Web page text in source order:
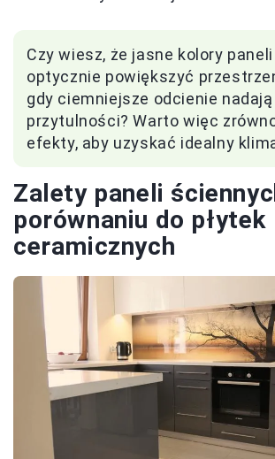
Czy wiesz, że jasne kolory
optycznie powiększyć
gdy ciemniejsze odcienie
przytulności? Warto więc
efekty, aby uzyskać idealny
Zalety paneli
porównaniu do płytek
ceramicznych